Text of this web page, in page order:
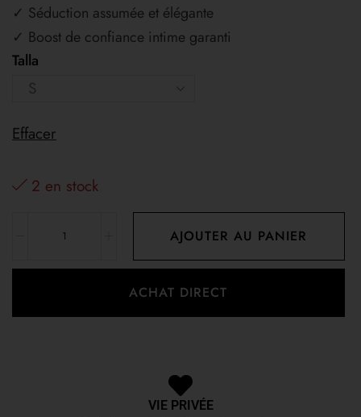
✓ Séduction assumée et élégante
✓ Boost de confiance intime garanti
Talla
Effacer
2 en stock
AJOUTER AU PANIER
ACHAT DIRECT
VIE PRIVÉE